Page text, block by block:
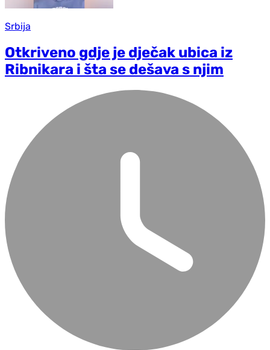
Srbija
Otkriveno gdje je dječak ubica iz
Ribnikara i šta se dešava s njim